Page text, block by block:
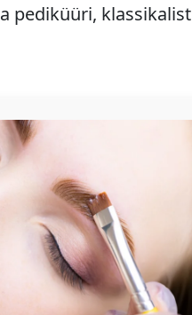
pediküüri, klassikalist